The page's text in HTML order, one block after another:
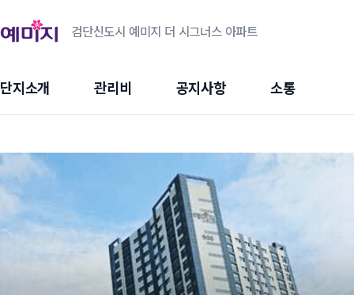
검단신도시 예미지 더 시그너스 아파트
단지소개 관리비 공지사항 소통